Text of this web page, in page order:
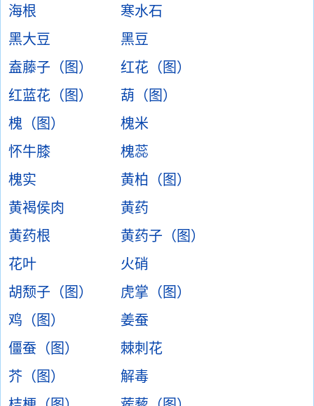
海根
寒水石
黑大豆
黑豆
盍藤子（图）
红花（图）
红蓝花（图）
葫（图）
槐（图）
槐米
怀牛膝
槐蕊
槐实
黄柏（图）
黄褐侯肉
黄药
黄药根
黄药子（图）
花叶
火硝
胡颓子（图）
虎掌（图）
鸡（图）
姜蚕
僵蚕（图）
棘刺花
芥（图）
解毒